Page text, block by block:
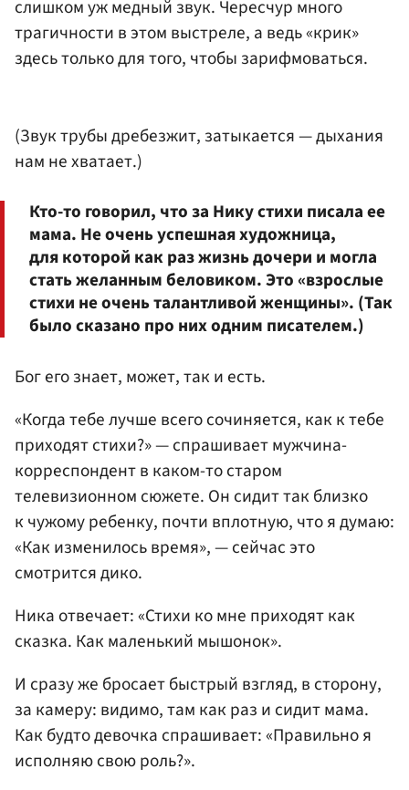
слишком уж медный звук. Чересчур много
трагичности в этом выстреле, а ведь «крик»
здесь только для того, чтобы зарифмоваться.
(Звук трубы дребезжит, затыкается — дыхания
нам не хватает.)
Кто-то говорил, что за Нику стихи писала ее
мама. Не очень успешная художница,
для которой как раз жизнь дочери и могла
стать желанным беловиком. Это «взрослые
стихи не очень талантливой женщины». (Так
было сказано про них одним писателем.)
Бог его знает, может, так и есть.
«Когда тебе лучше всего сочиняется, как к тебе
приходят стихи?» — спрашивает мужчина-
корреспондент в каком-то старом
телевизионном сюжете. Он сидит так близко
к чужому ребенку, почти вплотную, что я думаю:
«Как изменилось время», — сейчас это
смотрится дико.
Ника отвечает: «Стихи ко мне приходят как
сказка. Как маленький мышонок».
И сразу же бросает быстрый взгляд, в сторону,
за камеру: видимо, там как раз и сидит мама.
Как будто девочка спрашивает: «Правильно я
исполняю свою роль?».